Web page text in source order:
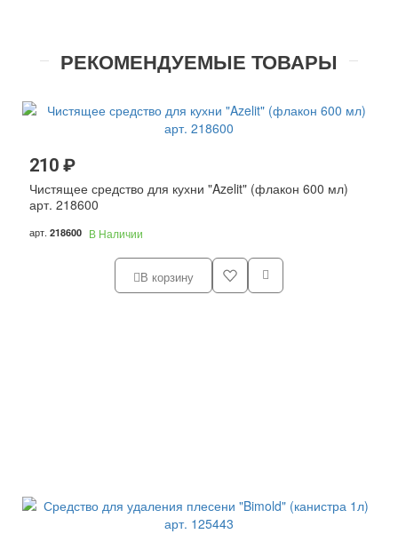
РЕКОМЕНДУЕМЫЕ ТОВАРЫ
210 ₽
Чистящее средство для кухни "Azelit" (флакон 600 мл)
арт. 218600
арт. 218600 В Наличии
В корзину